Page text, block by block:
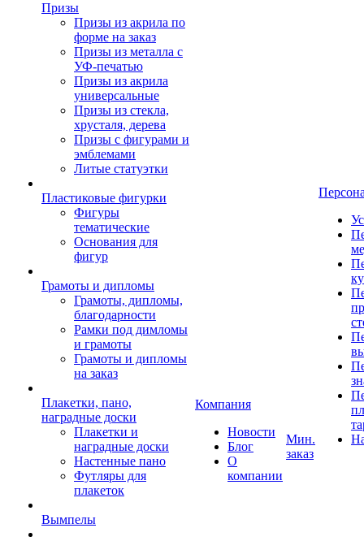
Призы
Призы из акрила по
форме на заказ
Призы из металла с
УФ-печатью
Призы из акрила
универсальные
Призы из стекла,
хрусталя, дерева
Призы с фигурами и
эмблемами
Литые статуэтки
Пластиковые фигурки
Фигуры
тематические
Основания для
фигур
Грамоты и дипломы
Грамоты, дипломы,
благодарности
Рамки под димломы
и грамоты
Грамоты и дипломы
на заказ
Плакетки, пано,
наградные доски
Плакетки и
наградные доски
Настенные пано
Футляры для
плакеток
Вымпелы
Компания
Новости
Блог
О
компании
Мин.
заказ